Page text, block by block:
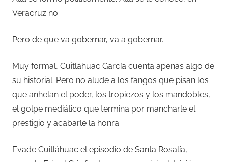
Veracruz no.
Pero de que va gobernar, va a gobernar.
Muy formal, Cuitláhuac García cuenta apenas algo de
su historial. Pero no alude a los fangos que pisan los
que anhelan el poder, los tropiezos y los mandobles,
el golpe mediático que termina por mancharle el
prestigio y acabarle la honra.
Evade Cuitláhuac el episodio de Santa Rosalía,